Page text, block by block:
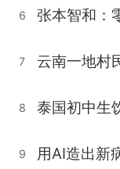
6 张本智和：
7
8 泰国初中生
9 用AI造出新